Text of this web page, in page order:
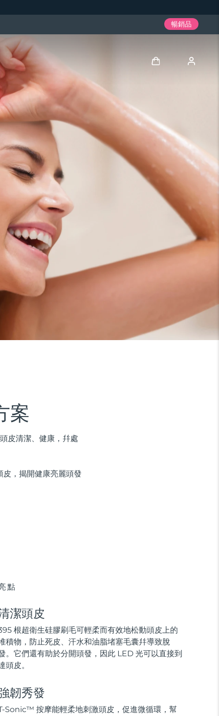
案
皮清潔、健康，幷處
，揭開健康亮麗頭發
點
潔頭皮
根超衛生硅膠刷毛可輕柔而有效地松動頭皮上的
積物，防止死皮、汗水和油脂堵塞毛囊幷導致脫
。它們還有助於分開頭發，因此 LED 光可以直接到
頭皮。
韌秀發
Sonic™ 按摩能輕柔地刺激頭皮，促進微循環，幫
暢銷品
我的設備
我的訂單
我的訂閱